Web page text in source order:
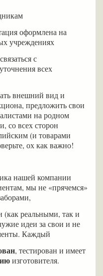
оформлена на
учреждениях
с
всех
внешний вид и
предложить свои
на родном
со всех сторон
(и товарами
ох как важно!
нашей компании
мы не «прячемся»
реальными, так и
идеи за свои и не
Каждый
, тестирован и имеет
изготовителя.